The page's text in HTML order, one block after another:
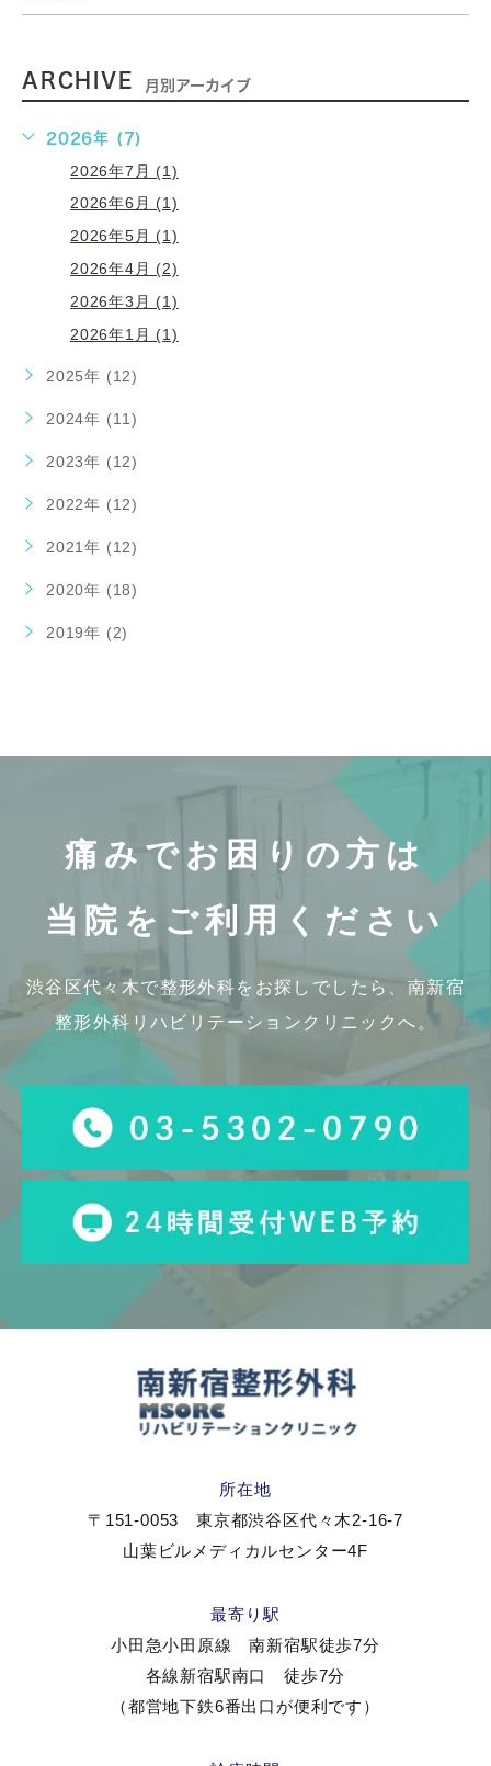
ARCHIVE 月別アーカイブ
2026年 (7)
2026年7月 (1)
2026年6月 (1)
2026年5月 (1)
2026年4月 (2)
2026年3月 (1)
2026年1月 (1)
2025年 (12)
2024年 (11)
2023年 (12)
2022年 (12)
2021年 (12)
2020年 (18)
2019年 (2)
痛みでお困りの方は
当院をご利用ください
渋谷区代々木で整形外科をお探しでしたら、 南新宿
整形外科リハビリテーションクリニックへ。
所在地
〒151-0053 東京都渋谷区代々木2-16-7
山葉ビルメディカルセンター4F
最寄り駅
小田急小田原線 南新宿駅徒歩7分
各線新宿駅南口 徒歩7分
（都営地下鉄6番出口が便利です）